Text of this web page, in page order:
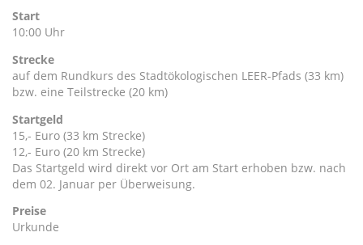
Start
10:00 Uhr
Strecke
auf dem Rundkurs des Stadtökologischen LEER-Pfads (33 km)
bzw. eine Teilstrecke (20 km)
Startgeld
15,- Euro (33 km Strecke)
12,- Euro (20 km Strecke)
Das Startgeld wird direkt vor Ort am Start erhoben bzw. nach
dem 02. Januar per Überweisung.
Preise
Urkunde